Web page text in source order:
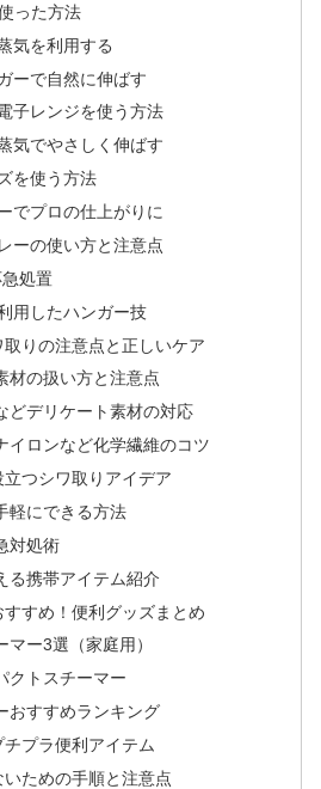
った方法
気を利用する
ーで自然に伸ばす
子レンジを使う方法
気でやさしく伸ばす
を使う方法
でプロの仕上がりに
ーの使い方と注意点
処置
用したハンガー技
りの注意点と正しいケア
材の扱い方と注意点
どデリケート素材の対応
イロンなど化学繊維のコツ
つシワ取りアイデア
軽にできる方法
対処術
る携帯アイテム紹介
すすめ！便利グッズまとめ
マー3選（家庭用）
クトスチーマー
おすすめランキング
プラ便利アイテム
ための手順と注意点